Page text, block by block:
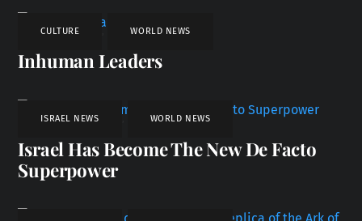
CULTURE WORLD NEWS
Inhuman Leaders
ISRAEL NEWS WORLD NEWS
Israel Has Become The New De Facto
Superpower